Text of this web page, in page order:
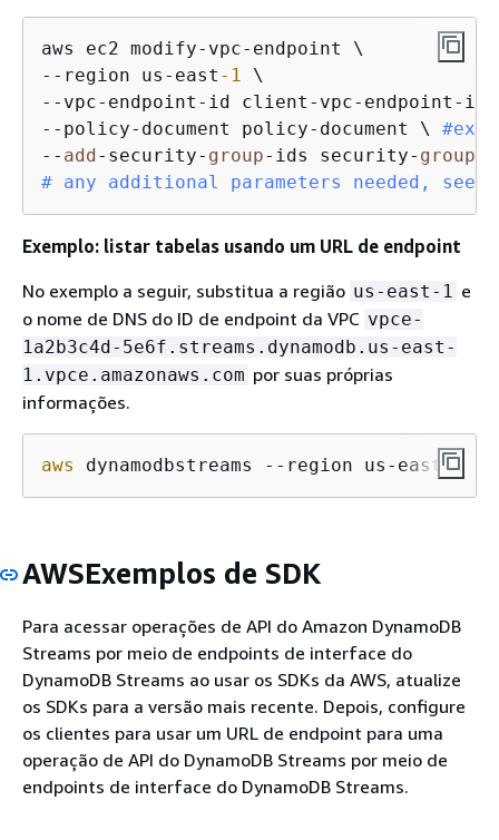
aws ec2 modify-vpc-endpoint \
--region us-east -1 \
--vpc-endpoint-id client-vpc-endpoint-id
--policy-document policy-document \
-- add-security- group-ids security- group
# any additional parameters needed,
Exemplo: listar tabelas usando um URL de endpoint
No exemplo a seguir, substitua a região us-east-1 e
o nome de DNS do ID de endpoint da VPC vpce-
1a2b3c4d-5e6f.streams.dynamodb.us-east-
1.vpce.amazonaws.com por suas próprias
informações.
aws dynamodbstreams --region us-east-1
AWSExemplos de SDK
Para acessar operações de API do Amazon DynamoDB
Streams por meio de endpoints de interface do
DynamoDB Streams ao usar os SDKs da AWS, atualize
os SDKs para a versão mais recente. Depois, configure
os clientes para usar um URL de endpoint para uma
operação de API do DynamoDB Streams por meio de
endpoints de interface do DynamoDB Streams.